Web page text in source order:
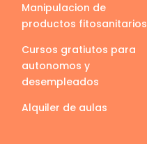
Manipulacion de
productos fitosanitarios
Cursos gratiutos para
autonomos y
desempleados
Alquiler de aulas